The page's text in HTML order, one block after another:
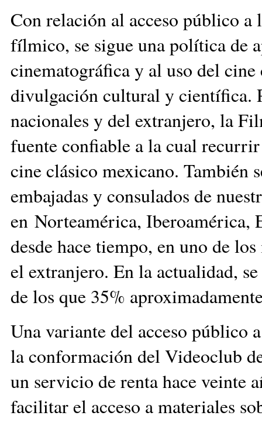
Con relación al acceso público a
fílmico, se sigue una política de
cinematográfica y al uso del
divulgación cultural y científica.
nacionales y del extranjero, la
fuente confiable a la cual
cine clásico mexicano. También
embajadas y consulados de
en Norteamérica, Iberoamérica,
desde hace tiempo, en uno de
el extranjero. En la actualidad,
de los que 35%
Una variante del acceso público
la conformación del Videoclub
un servicio de renta hace veinte
facilitar el acceso a materiales